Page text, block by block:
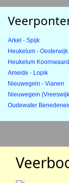
Arkel - Spijk
Heukelum -
Heukelum Koornwaard
Ameide - Lopik
Nieuwegein - Vianen
Nieuwegein
Oudewater